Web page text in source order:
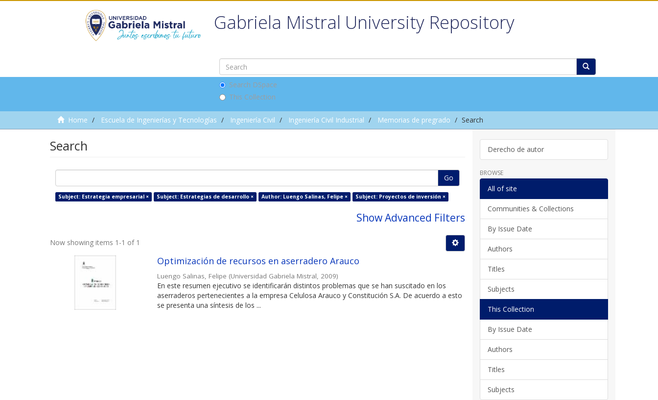
Gabriela Mistral University Repository
Search DSpace
This Collection
Home Escuela de Ingenierías y Tecnologías Ingeniería Civil Ingeniería Civil Industrial Memorias de pregrado Search
Search
Go
Subject: Estrategia empresarial × Subject: Estrategias de desarrollo × Author: Luengo Salinas, Felipe × Subject: Proyectos de inversión ×
Show Advanced Filters
Now showing items 1-1 of 1
Optimización de recursos en aserradero Arauco
Luengo Salinas, Felipe (Universidad Gabriela Mistral 2009)
En este resumen ejecutivo se identificarán distintos problemas que se han suscitado en los
aserraderos pertenecientes a la empresa Celulosa Arauco y Constitución S.A. De acuerdo a esto
se presenta una síntesis de los ...
Derecho de autor
BROWSE
All of site
Communities & Collections
By Issue Date
Authors
Titles
Subjects
This Collection
By Issue Date
Authors
Titles
Subjects